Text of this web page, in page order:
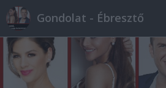
Gondolat - Ébresztő